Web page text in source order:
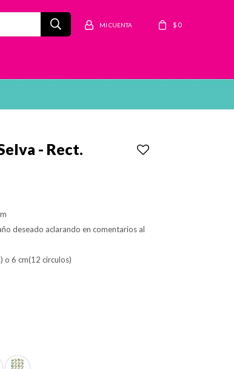
$ 0
- Rect.
deseado aclarando en comentarios al
o 6 cm(12 circulos)